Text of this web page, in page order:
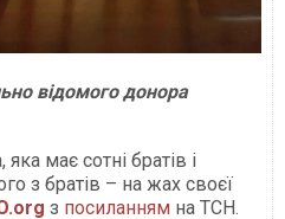
відомого донора
яка має сотні братів і
з братів – на жах своєї
з посиланням на ТСН.